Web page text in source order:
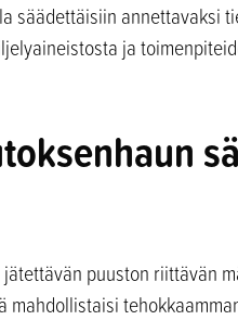
säädettäisiin annettavaksi
ja
puuston riittävän